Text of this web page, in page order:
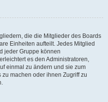
die die Mitglieder des Boards
Einheiten aufteilt. Jedes Mitglied
jeder Gruppe können
es den Administratoren,
einmal zu ändern und sie zum
machen oder ihnen Zugriff zu